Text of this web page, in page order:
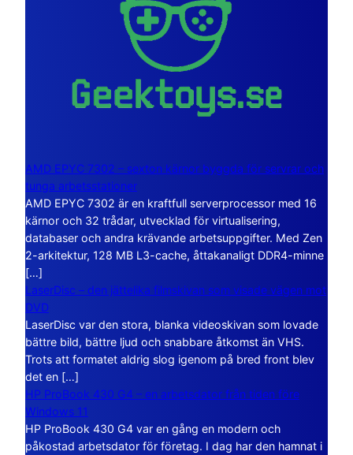
AMD EPYC 7302 – sexton kärnor byggda för servrar och
tunga arbetsstationer
AMD EPYC 7302 är en kraftfull serverprocessor med 16
kärnor och 32 trådar, utvecklad för virtualisering,
databaser och andra krävande arbetsuppgifter. Med Zen
2-arkitektur, 128 MB L3-cache, åttakanaligt DDR4-minne
[…]
LaserDisc – den jättelika filmskivan som visade vägen mot
DVD
LaserDisc var den stora, blanka videoskivan som lovade
bättre bild, bättre ljud och snabbare åtkomst än VHS.
Trots att formatet aldrig slog igenom på bred front blev
det en […]
HP ProBook 430 G4 – en arbetsdator från tiden före
Windows 11
HP ProBook 430 G4 var en gång en modern och
påkostad arbetsdator för företag. I dag har den hamnat i